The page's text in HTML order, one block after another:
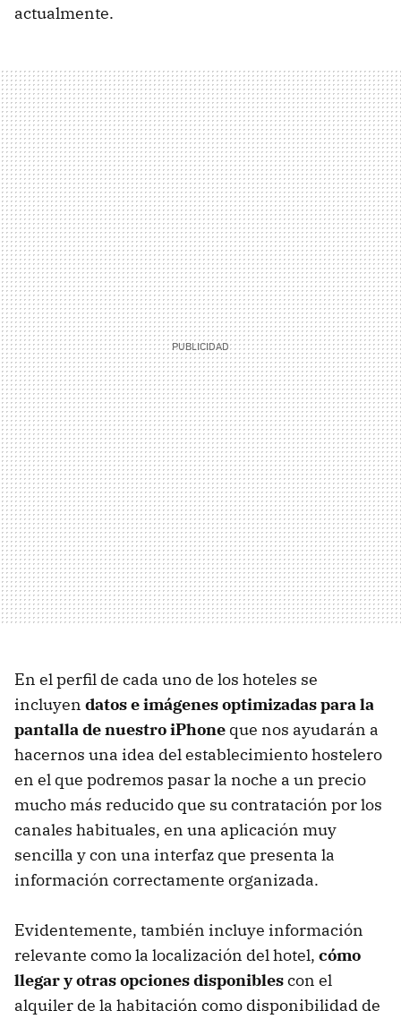
actualmente.
En el perfil de cada uno de los hoteles se
incluyen datos e imágenes optimizadas para la
pantalla de nuestro iPhone que nos ayudarán a
hacernos una idea del establecimiento hostelero
en el que podremos pasar la noche a un precio
mucho más reducido que su contratación por los
canales habituales, en una aplicación muy
sencilla y con una interfaz que presenta la
información correctamente organizada.
Evidentemente, también incluye información
relevante como la localización del hotel, cómo
llegar y otras opciones disponiblescon el
alquiler de la habitación como disponibilidad de